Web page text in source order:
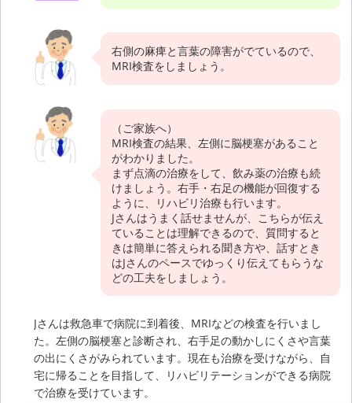
右側の麻痺と言葉の障害がでているので、
MRI検査をしましょう。
（ご家族へ）
MRI検査の結果、左側に脳梗塞があること
がわかりました。
まず点滴の治療をして、飲み薬の治療も続
けましょう。右手・右足の機能が回復する
ように、リハビリ治療も行います。
Jさんはうまく話せませんが、こちらが伝え
ていることは理解できるので、質問すると
きは簡単に答えられる聞き方や、話すとき
はJさんのペースでゆっくり伝えてもらうな
どの工夫をしましょう。
Jさんは救急車で病院に到着後、MRIなどの検査を行いまし
た。左側の脳梗塞と診断され、右手足の動かしにくさや言葉
の出にくさがみられています。現在も治療を受けながら、自
宅に帰ることを目指して、リハビリテーションができる病院
で治療を受けています。